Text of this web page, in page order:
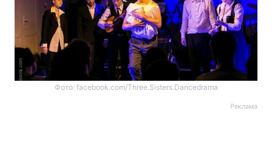
Фото: facebook.com/Three.Sisters.Dancedrama
Реклама